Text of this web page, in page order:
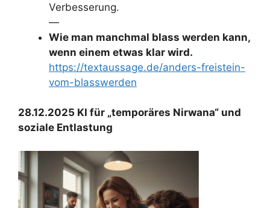
Verbesserung.
—
Wie man manchmal blass werden kann,
wenn einem etwas klar wird.
https://textaussage.de/anders-freistein-
vom-blasswerden
28.12.2025 KI für „temporäres Nirwana“ und
soziale Entlastung